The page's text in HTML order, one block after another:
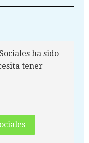
ha sido
tener